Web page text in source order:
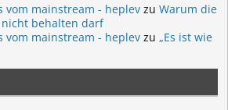
vom mainstream - heplev zu Warum die
nicht behalten darf
vom mainstream - heplev zu „Es ist wie